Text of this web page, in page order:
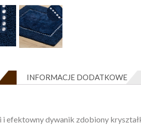
INFORMACJE DODATKOWE
efektowny dywanik zdobiony